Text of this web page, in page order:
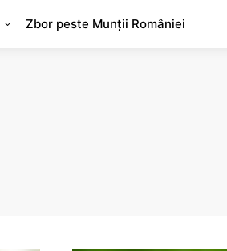
Zbor peste Munții României